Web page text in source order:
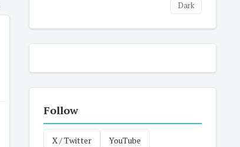
Dark
Follow
X / Twitter YouTube